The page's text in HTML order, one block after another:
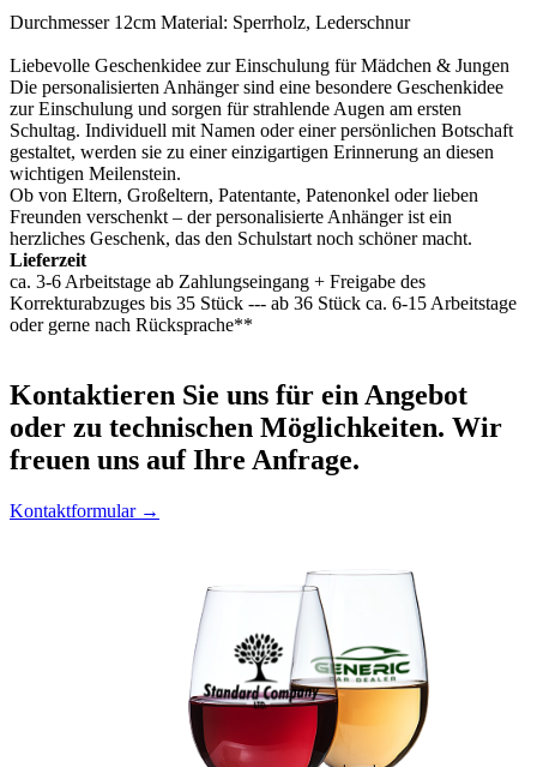
Durchmesser 12cm Material: Sperrholz, Lederschnur
Liebevolle Geschenkidee zur Einschulung für Mädchen & Jungen
Die personalisierten Anhänger sind eine besondere Geschenkidee
zur Einschulung und sorgen für strahlende Augen am ersten
Schultag. Individuell mit Namen oder einer persönlichen Botschaft
gestaltet, werden sie zu einer einzigartigen Erinnerung an diesen
wichtigen Meilenstein.
Ob von Eltern, Großeltern, Patentante, Patenonkel oder lieben
Freunden verschenkt – der personalisierte Anhänger ist ein
herzliches Geschenk, das den Schulstart noch schöner macht.
Lieferzeit
ca. 3-6 Arbeitstage ab Zahlungseingang + Freigabe des
Korrekturabzuges bis 35 Stück --- ab 36 Stück ca. 6-15 Arbeitstage
oder gerne nach Rücksprache**
Kontaktieren Sie uns für ein Angebot
oder zu technischen Möglichkeiten. Wir
freuen uns auf Ihre Anfrage.
Kontaktformular →